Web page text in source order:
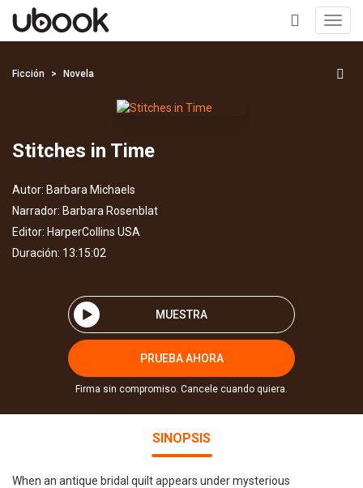
+
Ficción Novela
Stitches in Time
Autor: Barbara Michaels
Narrador: Barbara Rosenblat
Editor: HarperCollins USA
Duración: 13:15:02
MUESTRA
PRUEBA AHORA
Firma sin compromiso. Cancele cuando quiera.
SINOPSIS
When an antique bridal quilt appears under mysterious